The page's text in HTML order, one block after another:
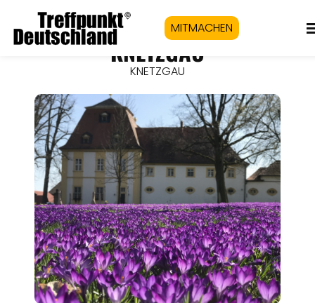
MITMACHEN
KNETZGAU
KNETZGAU